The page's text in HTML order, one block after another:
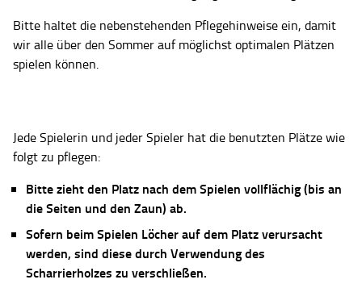
Bitte haltet die nebenstehenden Pflegehinweise ein, damit
wir alle über den Sommer auf möglichst optimalen Plätzen
spielen können.
Jede Spielerin und jeder Spieler hat die benutzten Plätze wie
folgt zu pflegen:
Bitte zieht den Platz nach dem Spielen vollflächig (bis an
die Seiten und den Zaun) ab.
Sofern beim Spielen Löcher auf dem Platz verursacht
werden, sind diese durch Verwendung des
Scharrierholzes zu verschließen.